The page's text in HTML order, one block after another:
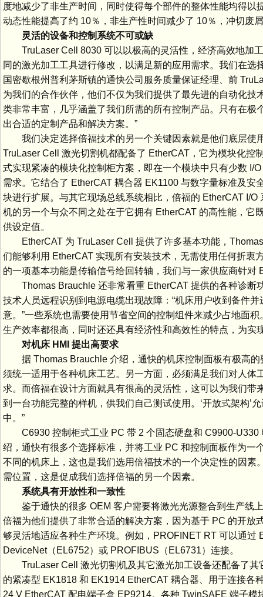
度地减少了非生产时间，同时使得每个部件的整体性能均得
动态性能提高了约 10％，非生产性时间减少了 10％，冲切废
灵活的设备和控制系统不可或缺
TruLaser Cell 8030 可以以极高的灵活性，经济高效地加
同的激光加工工具进行修改，以满足新的应用需求。我们在
国密歇根州普利茅斯镇的通快公司服务质量保证经理、前
为我们的合作伙伴，他们不仅为我们提供了最先进的自动化
类非常丰富，几乎涵盖了我们所需的所有控制产品。只有在
出合适的定制产品和解决方案。”
我们决定选择倍福技术的另一个关键因素就是他们底层使
TruLaser Cell 激光切割机都配备了 EtherCAT，它为模块化
式实现紧凑的模块化控制柜方案，即在一个模块中只有少数 I/
需求。它结合了 EtherCAT 耦合器 EK1100 与数字量标准及
块进行扩展。与其它现场总线系统相比，倍福的 EtherCAT I/
机的另一个与众不同之处在于它拥有 EtherCAT 的高性能，
供设定值。
EtherCAT 为 TruLaser Cell 提供了许多基本功能，
们能够利用 EtherCAT 实现所有安装技术，无需使用任何折
的一项基本功能是传输信号给回转轴，我们与一家供应商针对
Thomas Brauchle 还非常看重 EtherCAT 提供的各种诊
技术人员远程识别到电源电缆出现故障：“机床用户收到备件
意。”一些系统也需要使用节省空间的控制组件来减少占地面
生产效率都很高，同时还还具有经济性和高效性的特点，为实
对机床 HMI 提出高要求
据 Thomas Brauchle 介绍，通快的机床控制面板有极高
须统一适用于各种机床工艺。另一方面，必须满足我们对人
求。而倍福在设计方面就具有很高的灵活性，这可以为我们
到一台功能完整的样机，供我们自己测试使用。‘开放式架构’
中。”
C6930 控制柜式工业 PC 带 2 个固态硬盘和 C9900-
绍，通快有很多个选择标准，并将工业 PC 和控制面板作为
不同的机床上，这也是我们选用倍福技术的一个决定性的因
需位置，这是促成我们选择倍福的另一个因素。
系统具有开放性和一致性
鉴于通快的很多 OEM 客户需要将激光光源整合到生产线
倍福为他们提供了非常合适的解决方案，因为基于 PC 的开
够灵活地适应各种生产环境。例如，PROFINET RT 可以通
DeviceNet（EL6752）或 PROFIBUS（EL6731）连接。
TruLaser Cell 激光切割机及其它激光加工设备还配备了
的紧凑型 EK1818 和 EK1914 EtherCAT 耦合器、用于连接
24 V EtherCAT 配电端子盒 EP9214。各种 TwinSAFE 端子